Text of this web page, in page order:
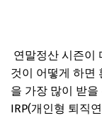
연말정산 시즌이
것이 어떻게 하면
을 가장 많이 받
IRP(개인형 퇴직